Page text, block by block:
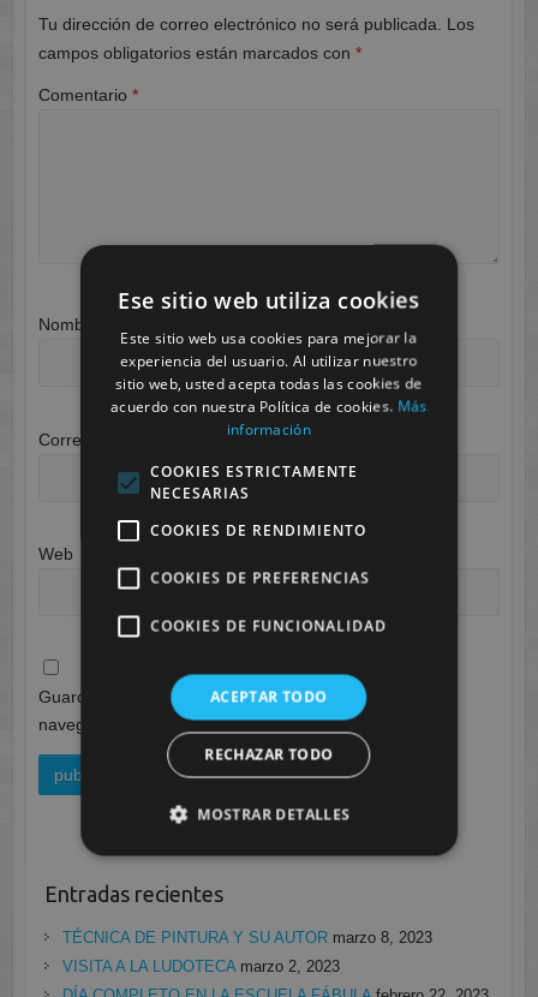
Tu dirección de correo electrónico no será publicada.
Los
campos obligatorios están marcados con *
Comentario *
Nombre
Correo electrónico
Web
Guarda mi nombre, correo electrónico y web en este
navegador para la próxima vez que comente.
Entradas recientes
TÉCNICA DE PINTURA Y SU AUTOR marzo 8, 2023
VISITA A LA LUDOTECA marzo 2, 2023
Ese sitio web utiliza cookies
Este sitio web usa cookies para mejorar la
experiencia del usuario. Al utilizar nuestro
sitio web, usted acepta todas las cookies de
acuerdo con nuestra Política de cookies. Más
información
COOKIES ESTRICTAMENTE
NECESARIAS
COOKIES DE RENDIMIENTO
COOKIES DE PREFERENCIAS
COOKIES DE FUNCIONALIDAD
ACEPTAR TODO
RECHAZAR TODO
MOSTRAR DETALLES